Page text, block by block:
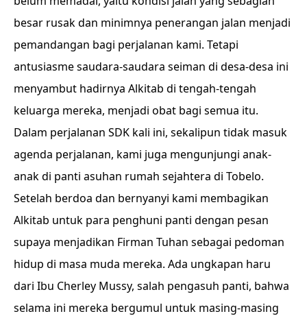
besar rusak dan minimnya penerangan jalan menjadi
pemandangan bagi perjalanan kami. Tetapi
antusiasme saudara-saudara seiman di desa-desa ini
menyambut hadirnya Alkitab di tengah-tengah
keluarga mereka, menjadi obat bagi semua itu.
Dalam perjalanan SDK kali ini, sekalipun tidak masuk
agenda perjalanan, kami juga mengunjungi anak-
anak di panti asuhan rumah sejahtera di Tobelo.
Setelah berdoa dan bernyanyi kami membagikan
Alkitab untuk para penghuni panti dengan pesan
supaya menjadikan Firman Tuhan sebagai pedoman
hidup di masa muda mereka. Ada ungkapan haru
dari Ibu Cherley Mussy, salah pengasuh panti, bahwa
selama ini mereka bergumul untuk masing-masing